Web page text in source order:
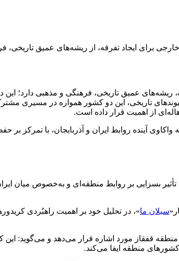
برای ایجاد تفرقه، از ریشه‌های عمیق
ریشه‌های عمیق تاریخی، فرهنگی و مذهبی دارد؛
آینده روابط ایران و آذربایجان، با تمرکز بر
تأثیر بسزایی بر روابط منطقه‌ای و به‌خصوص میان
سبلان ما»، در تحلیل خود بر اهمیت راهبُردی
منطقه قفقاز مورد اشاره قرار می‌دهد و می‌گوید:
منطقه ایفا می‌کند.